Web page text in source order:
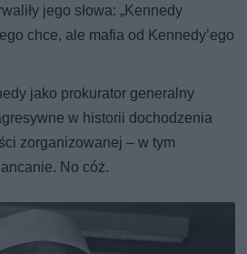
jego słowa: „Kennedy
chce, ale mafia od Kennedy’ego
jako prokurator generalny
w historii dochodzenia
zorganizowanej – w tym
No cóż.